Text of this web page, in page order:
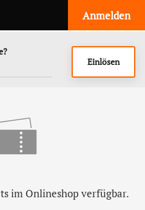
Anmelden
Einlösen
im Onlineshop verfügbar.